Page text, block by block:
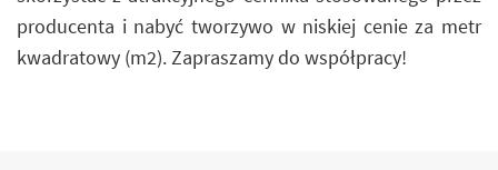
producenta i nabyć tworzywo w niskiej cenie za metr
kwadratowy (m2). Zapraszamy do współpracy!